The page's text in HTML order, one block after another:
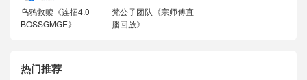
乌鸦救赎《连招4.0
BOSSGMGE》
梵公子团队《宗师傅直
播回放》
热门推荐